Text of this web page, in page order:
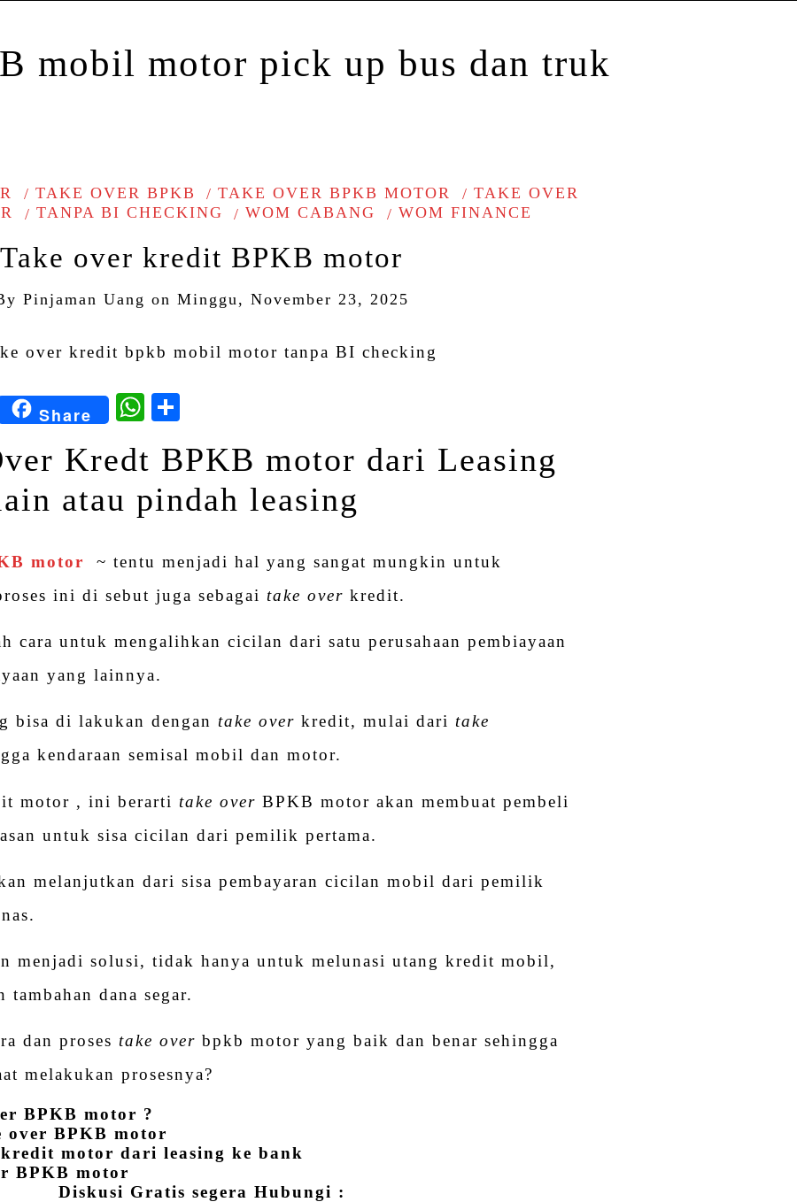
TAKE OVER BPKB TAKE OVER BPKB MOTOR
TAKE OVER
TANPA BI CHECKING WOM CABANG WOM FINANCE
Take over kredit BPKB motor
Pinjaman Uang on Minggu, November 23, 2025
Share WhatsApp
Kredt BPKB motor dari Leasing
atau pindah leasing
motor
~ tentu menjadi hal yang sangat mungkin untuk
ini di sebut juga sebagai take over kredit.
cara untuk mengalihkan cicilan dari satu perusahaan pembiayaan
yang lainnya.
bisa di lakukan dengan take over kredit, mulai dari take
kendaraan semisal mobil dan motor.
motor , ini berarti take over BPKB motor akan membuat pembeli
untuk sisa cicilan dari pemilik pertama.
melanjutkan dari sisa pembayaran cicilan mobil dari pemilik
menjadi solusi, tidak hanya untuk melunasi utang kredit mobil,
dana segar.
dan proses take over bpkb motor yang baik dan benar sehingga
melakukan prosesnya?
BPKB motor ?
over BPKB motor
motor dari leasing ke bank
BPKB motor
Diskusi Gratis segera Hubungi :